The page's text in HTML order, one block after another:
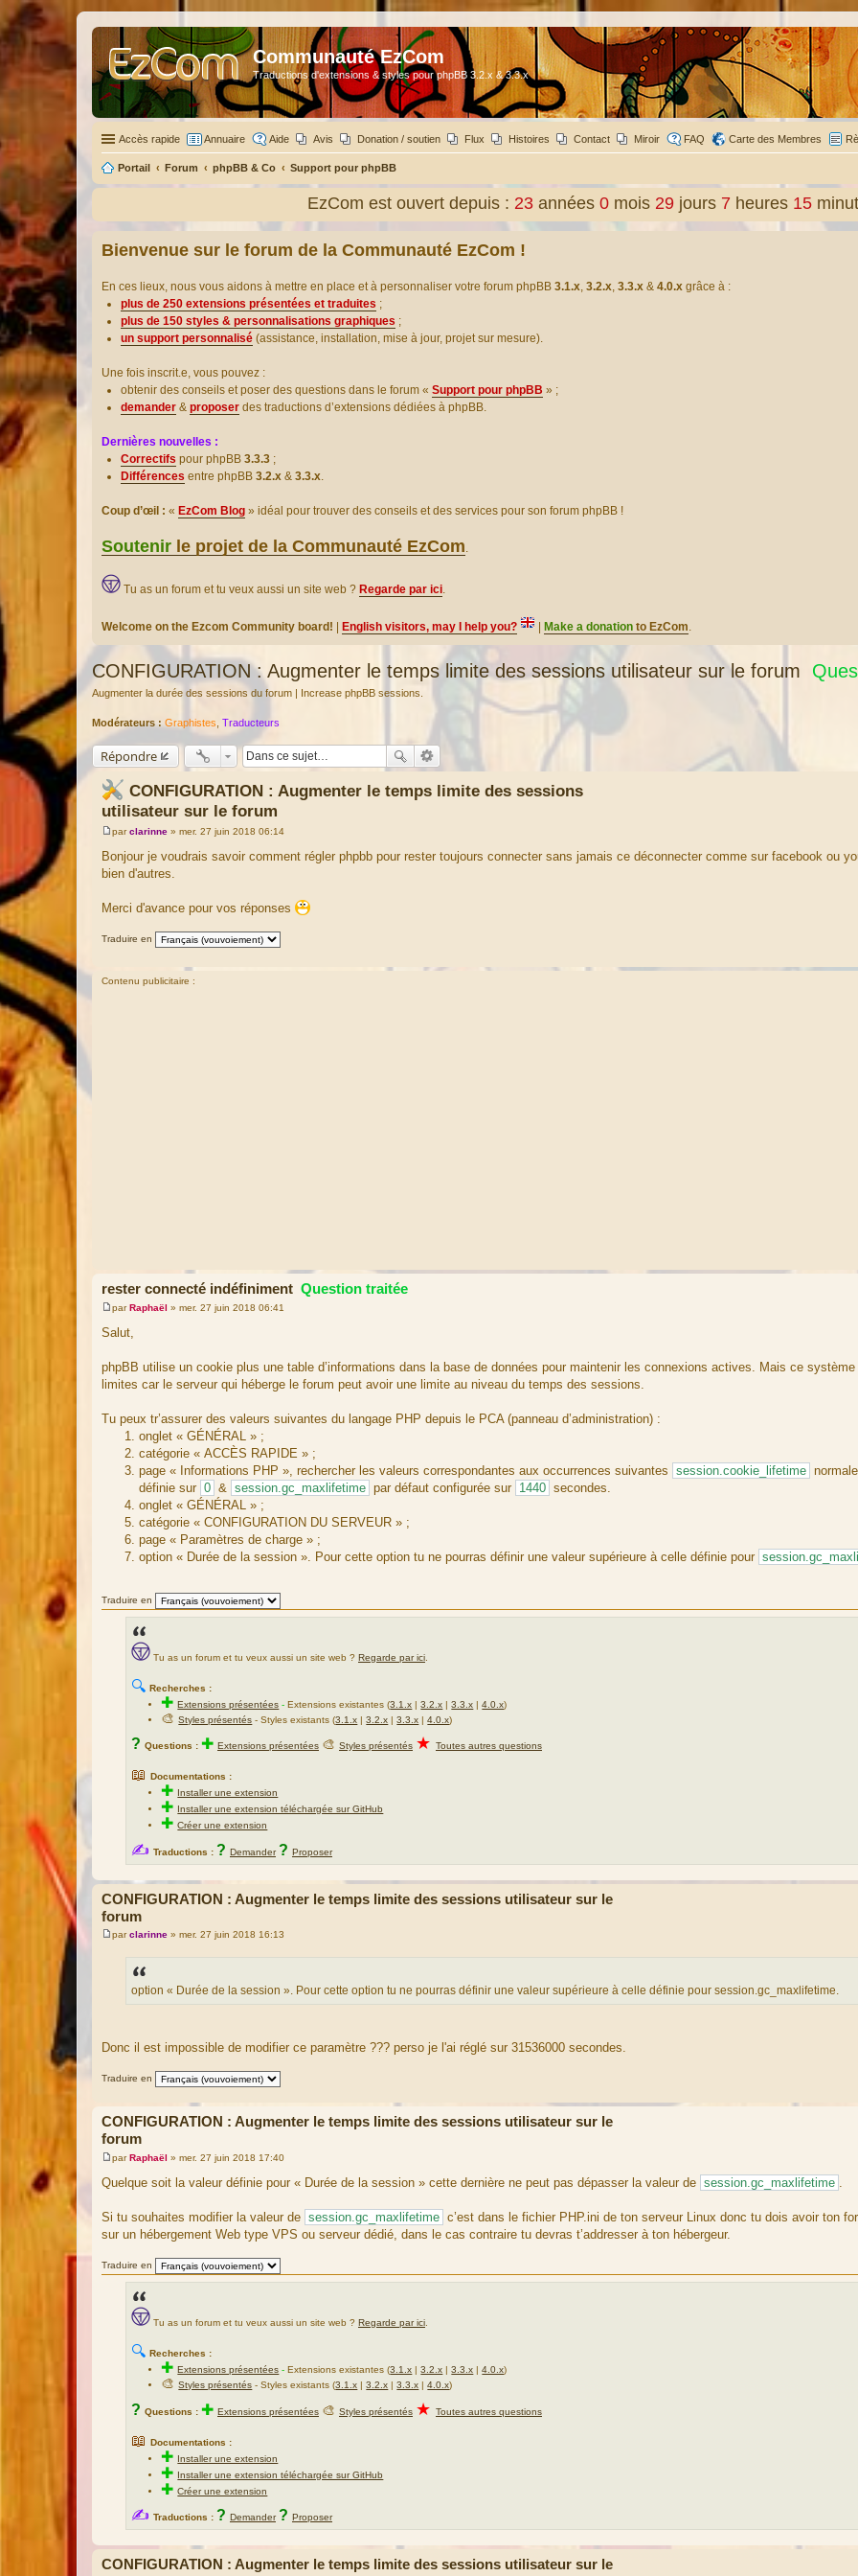
Communauté EzCom
Traductions d'extensions & styles pour phpBB 3.2.x & 3.3.x
Accès rapide Annuaire Aide Avis Donation / soutien Flux Histoires Contact Miroir FAQ Carte des Membres
Portail Forum phpBB & Co Support pour phpBB
EzCom est ouvert depuis : 23 années 0 mois 29 jours 7 heures 15
Bienvenue sur le forum de la Communauté EzCom !
En ces lieux, nous vous aidons à mettre en place et à personnaliser votre forum phpBB 3.1.x, 3.2.x, 3.3.x & 4.0.x grâce à :
plus de 250 extensions présentées et traduites ;
plus de 150 styles & personnalisations graphiques ;
un support personnalisé (assistance, installation, mise à jour, projet sur mesure).
Une fois inscrit.e, vous pouvez :
obtenir des conseils et poser des questions dans le forum « Support pour phpBB » ;
demander & proposer des traductions d’extensions dédiées à phpBB.
Dernières nouvelles :
Correctifs pour phpBB 3.3.3 ;
Différences entre phpBB 3.2.x & 3.3.x.
Coup d’œil : « EzCom Blog » idéal pour trouver des conseils et des services pour son forum phpBB !
Soutenir le projet de la Communauté EzCom.
Tu as un forum et tu veux aussi un site web ? Regarde par ici.
Welcome on the Ezcom Community board! English visitors, may I help you? Make a donation to EzCom.
CONFIGURATION : Augmenter le temps limite des sessions utilisateur sur le forum
Augmenter la durée des sessions du forum | Increase phpBB sessions.
Modérateurs : Graphistes Traducteurs
Répondre
CONFIGURATION : Augmenter le temps limite des sessions
utilisateur sur le forum
M
s
s
e
parclarinne » mer. 27 juin 2018 06:14
Bonjour je voudrais savoir comment régler phpbb pour rester toujours connecter sans jamais ce déconnecter comme sur facebook ou
bien d'autres.
Merci d'avance pour vos réponses
Traduire en
Contenu publicitaire :
rester connecté indéfiniment Question traitée
M
e
s
g
e
parRaphaël » mer. 27 juin 2018 06:41
Salut,
phpBB utilise un cookie plus une table d’informations dans la base de données pour maintenir les connexions actives. Mais ce système
limites car le serveur qui héberge le forum peut avoir une limite au niveau du temps des sessions.
Tu peux tr’assurer des valeurs suivantes du langage PHP depuis le PCA (panneau d’administration) :
onglet « GÉNÉRAL » ;
catégorie « ACCÈS RAPIDE » ;
page « Informations PHP », rechercher les valeurs correspondantes aux occurrences suivantes session.cookie_lifetime
définie sur 0 & session.gc_maxlifetime par défaut configurée sur 1440 secondes.
onglet « GÉNÉRAL » ;
catégorie « CONFIGURATION DU SERVEUR » ;
page « Paramètres de charge » ;
option « Durée de la session ». Pour cette option tu ne pourras définir une valeur supérieure à celle définie pour
Traduire en
Tu as un forum et tu veux aussi un site web ? Regarde par ici
🔍 Recherches :
✚Extensions présentées -Extensions existantes (3.1.x |3.2.x |3.3.x |4.0.x)
🎨Styles présentés - Styles existants (3.1.x |3.2.x |3.3.x |4.0.x)
? Questions : ✚ Extensions présentées 🎨 Styles présentés ★ Toutes autres questions
📖 Documentations :
✚ Installer une extension
✚ Installer une extension téléchargée sur GitHub
✚Créer une extension
✍ Traductions : ? Demander ? Proposer
CONFIGURATION : Augmenter le temps limite des sessions utilisateur sur le
forum
M
parclarinne » mer. 27 juin 2018 16:13
option « Durée de la session ». Pour cette option tu ne pourras définir une valeur supérieure à celle définie pour session.gc_maxlifetime.
Donc il est impossible de modifier ce paramètre ??? perso je l'ai réglé sur 31536000 secondes.
Traduire en
CONFIGURATION : Augmenter le temps limite des sessions utilisateur sur le
forum
M
s
e
parRaphaël » mer. 27 juin 2018 17:40
Quelque soit la valeur définie pour « Durée de la session » cette dernière ne peut pas dépasser la valeur de session.gc_maxlifetime
Si tu souhaites modifier la valeur de session.gc_maxlifetime c’est dans le fichier PHP.ini de ton serveur Linux donc tu dois avoir ton
sur un hébergement Web type VPS ou serveur dédié, dans le cas contraire tu devras t’addresser à ton hébergeur.
Traduire en
Tu as un forum et tu veux aussi un site web ? Regarde par ici.
🔍 Recherches :
✚Extensions présentées - Extensions existantes (3.1.x |3.2.x |3.3.x |4.0.x)
🎨Styles présentés - Styles existants (3.1.x |3.2.x |3.3.x |4.0.x)
? Questions : ✚ Extensions présentées 🎨 Styles présentés ★ Toutes autres questions
📖 Documentations :
✚ Installer une extension
✚ Installer une extension téléchargée sur GitHub
✚Créer une extension
✍ Traductions : ? Demander ? Proposer
CONFIGURATION : Augmenter le temps limite des sessions utilisateur sur le